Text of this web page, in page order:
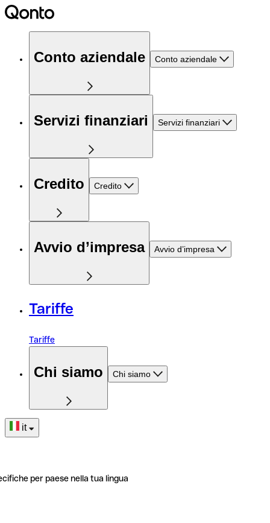
Conto aziendale Conto aziendale
Servizi finanziari Servizi finanziari
Credito Credito
Avvio d’impresa Avvio d’impresa
Tariffe
Tariffe
Chi siamo Chi siamo
it
per paese nella tua lingua